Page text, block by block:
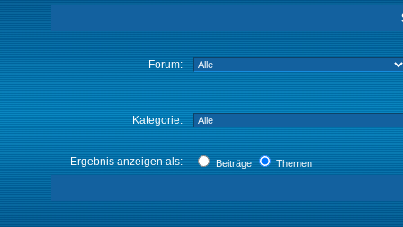
Forum:
Kategorie:
Ergebnis anzeigen als: Beiträge Themen